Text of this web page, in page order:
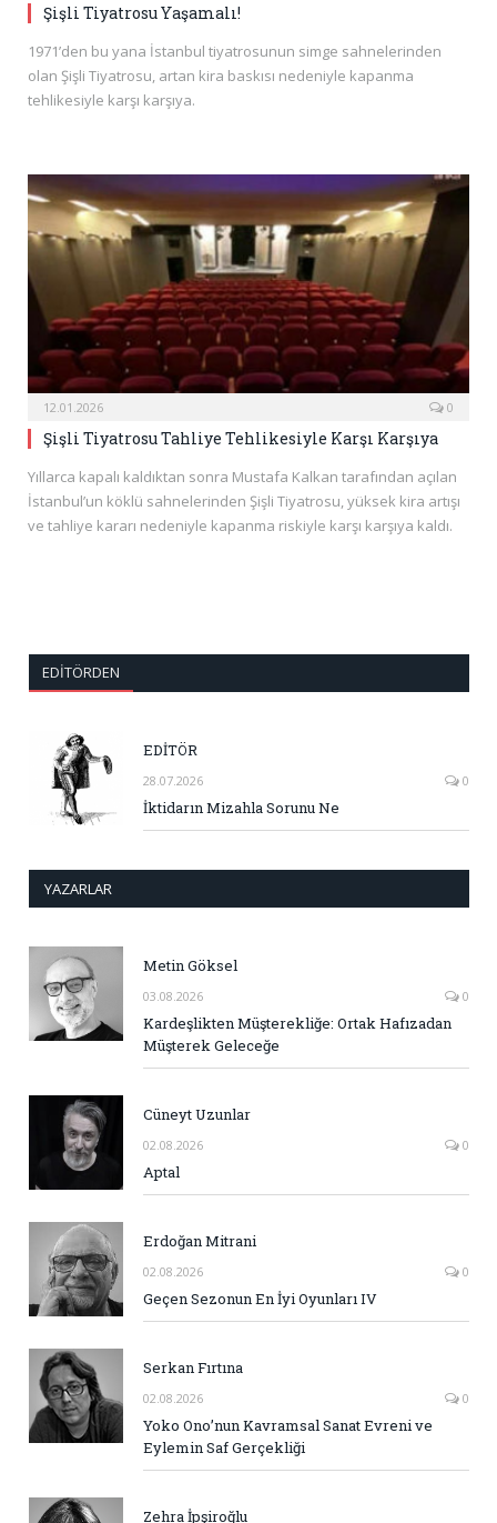
Şişli Tiyatrosu Yaşamalı!
1971’den bu yana İstanbul tiyatrosunun simge sahnelerinden
olan Şişli Tiyatrosu, artan kira baskısı nedeniyle kapanma
tehlikesiyle karşı karşıya.
12.01.2026 0
Şişli Tiyatrosu Tahliye Tehlikesiyle Karşı Karşıya
Yıllarca kapalı kaldıktan sonra Mustafa Kalkan tarafından açılan
İstanbul’un köklü sahnelerinden Şişli Tiyatrosu, yüksek kira artışı
ve tahliye kararı nedeniyle kapanma riskiyle karşı karşıya kaldı.
EDITÖRDEN
EDİTÖR
28.07.2026 0
İktidarın Mizahla Sorunu Ne
YAZARLAR
Metin Göksel
03.08.2026 0
Kardeşlikten Müşterekliğe: Ortak Hafızadan
Müşterek Geleceğe
Cüneyt Uzunlar
02.08.2026 0
Aptal
Erdoğan Mitrani
02.08.2026 0
Geçen Sezonun En İyi Oyunları IV
Serkan Fırtına
02.08.2026 0
Yoko Ono’nun Kavramsal Sanat Evreni ve
Eylemin Saf Gerçekliği
Zehra İpşiroğlu